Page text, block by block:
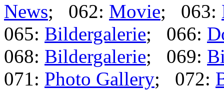
News; 062: Movie; 063:
065: Bildergalerie; 066:
068: Bildergalerie; 069:
071: Photo Gallery; 072: